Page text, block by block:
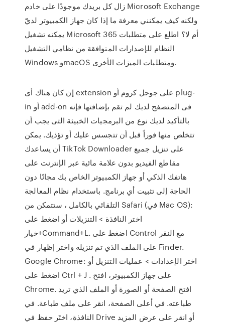
زال كل بريدك موجودًا على خادم Microsoft Exchange
ولكنه كيف يمكنني معرفة ما إذا كان جهاز الكمبيوتر لديّ
يمكنه تشغيل Microsoft 365 أم لا؟ اطلع على متطلبات
النظام للإصدارات المتوافقة من نظامي التشغيل
Windows وmacOS ومتطلبات الميزات الأخرى.
إن كان هناك أى extension على جوجل كروم أو plug-
in أو add-on فى المتصفح لديك لم تقم بإضافتها فإنه
بالتأكيد لديك نوع من البرمجيات الخبيثة التى يجب أن
تتخلص منها فوراً قبل أن تتجسس عليك أو تؤذيك. يمكن
أن يساعدك TikTok Downloader على تنزيل جميع
مقاطع الفيديو بدون علامة مائية عبر الإنترنت على
هاتفك الذكي أو جهاز الكمبيوتر الخاص بك مجانًا دون
الحاجة إلى تثبيت أي برنامج. باستخدام نظام المعالجة
التلقائي بالكامل ، ستتمكن من Safari (في Mac OS):
اختر النافذة > التنزيلات أو اضغط على
خيار+Command+L. اضغط على Control مع النقر
على الملف الذي تم تنزيله واختر إظهار في Finder.
Google Chrome: اختر الإعدادات > عمليات التنزيل أو
اضغط على Ctrl + J . على جهاز الكمبيوتر، افتح
Chrome. افتح الصفحة أو الصورة أو الملف الذي تريد
طباعته. في أعلى الصفحة، انقر على ملف طباعة. في
النافذة، اختَر حفظ في Drive أو انقر على عرض المزيد